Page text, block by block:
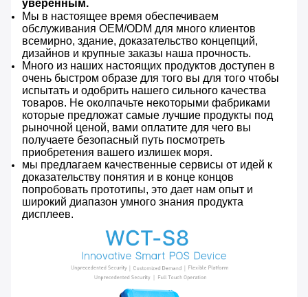
уверенным.
Мы в настоящее время обеспечиваем
обслуживания OEM/ODM для много клиентов
всемирно, здание, доказательство концепций,
дизайнов и крупные заказы наша прочность.
Много из наших настоящих продуктов доступен в
очень быстром образе для того вы для того чтобы
испытать и одобрить нашего сильного качества
товаров. Не околпачьте некоторыми фабриками
которые предложат самые лучшие продукты под
рыночной ценой, вами оплатите для чего вы
получаете безопасный путь посмотреть
приобретения вашего излишек моря.
мы предлагаем качественные сервисы от идей к
доказательству понятия и в конце концов
попробовать прототипы, это дает нам опыт и
широкий диапазон умного знания продукта
дисплеев.